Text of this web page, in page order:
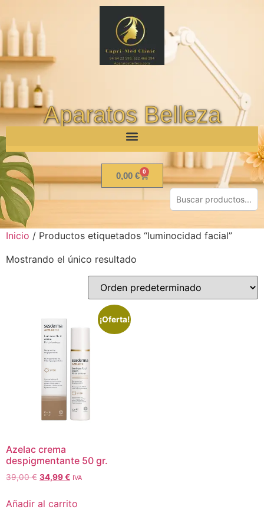
Aparatos Belleza
0,00 € 0
Inicio / Productos etiquetados “luminocidad facial”
Mostrando el único resultado
¡Oferta!
Azelac crema
despigmentante 50 gr.
39,00€ 34,99€ IVA
Añadir al carrito